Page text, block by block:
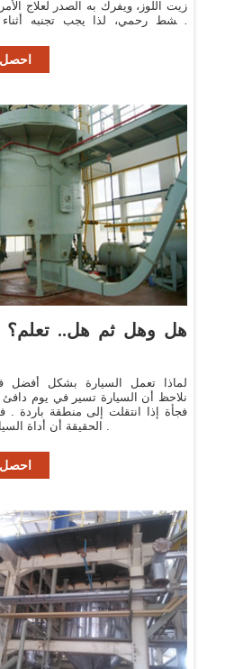
زيت اللوز، ويفرك به الصدر لعلاج
منشط رحمي، لذا يجب تجنبه
احصل
هل وهل ثم هل.. تعلم؟
لماذا تعمل السيارة بشكل أفضل
نلاحظ أن السيارة تسير في يوم دافئ
فجأة إذا انتقلت إلى منطقة باردة .
الحقيقة أن أداة السيارة يتحسن فعلا .
احصل